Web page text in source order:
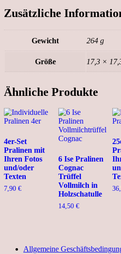
Zusätzliche
Gewicht 264 g
Größe 17,3 ×
Ähnliche Produkte
4er-Set
Pralinen mit
Ihren Fotos
und/oder
Texten
7,90 €
6 Ise Pralinen
Cognac
Trüffel
Vollmilch in
Holzschatulle
14,50 €
Allgemeine